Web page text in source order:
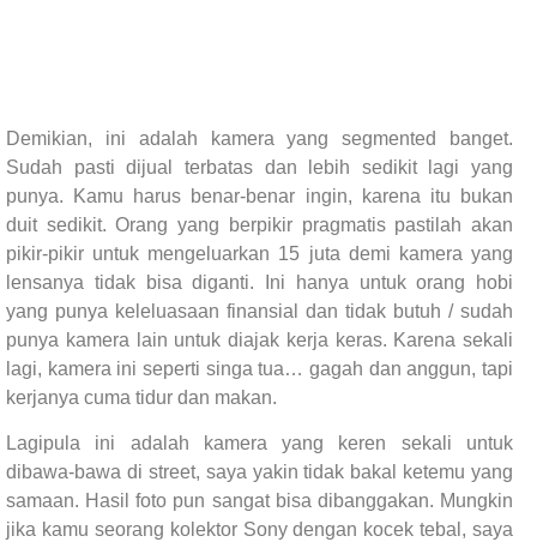
Demikian, ini adalah kamera yang segmented banget.
Sudah pasti dijual terbatas dan lebih sedikit lagi yang
punya. Kamu harus benar-benar ingin, karena itu bukan
duit sedikit. Orang yang berpikir pragmatis pastilah akan
pikir-pikir untuk mengeluarkan 15 juta demi kamera yang
lensanya tidak bisa diganti. Ini hanya untuk orang hobi
yang punya keleluasaan finansial dan tidak butuh / sudah
punya kamera lain untuk diajak kerja keras. Karena sekali
lagi, kamera ini seperti singa tua… gagah dan anggun, tapi
kerjanya cuma tidur dan makan.
Lagipula ini adalah kamera yang keren sekali untuk
dibawa-bawa di street, saya yakin tidak bakal ketemu yang
samaan. Hasil foto pun sangat bisa dibanggakan. Mungkin
jika kamu seorang kolektor Sony dengan kocek tebal, saya